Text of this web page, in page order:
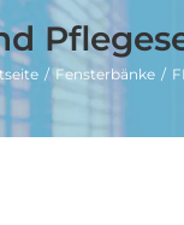
Fensterbänke